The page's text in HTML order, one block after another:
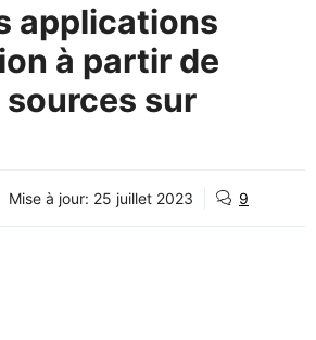
applications
à partir de
sur
Mise à jour: 25 juillet 2023 9